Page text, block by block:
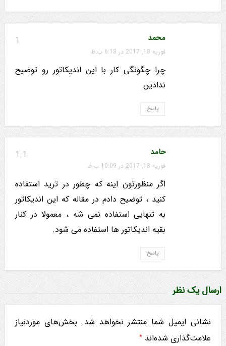
1 محمد
فوریه 18, 2017 در 6:18 ب.ظ
چرا چگونگی کار با این اندیکاتور رو توضیح
ندادین
پاسخ
1.1 حامد
فوریه 18, 2017 در 10:09 ب.ظ
اگر منظورتون اینه که چطور در ترید استفاده
کنید ، توضیح دادم در مقاله که این اندیکاتور
به تنهایی استفاده نمی شه ، معمولا در کنار
بقیه اندیکاتور ها استفاده می شود.
پاسخ
ارسال یک نظر
نشانی ایمیل شما منتشر نخواهد شد. بخش‌های موردنیاز
علامت‌گذاری شده‌اند *